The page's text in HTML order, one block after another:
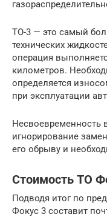
ТО-3 — это самый
технических
операция
километров.
определяется
при эксплуатации
Несвоевременность
игнорирование
его обрыву и
Стоимость ТО
Подводя итог по
Фокус 3 составит